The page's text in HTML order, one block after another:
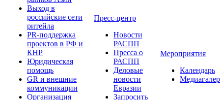
Выход в
российские сети
ритейла
PR-поддержка
проектов в РФ и
КНР
Юридическая
помощь
GR и внешние
коммуникации
Организация
Пресс-центр
Новости
РАСПП
Пресса о
РАСПП
Деловые
новости
Евразии
Запросить
Мероприятия
Календарь